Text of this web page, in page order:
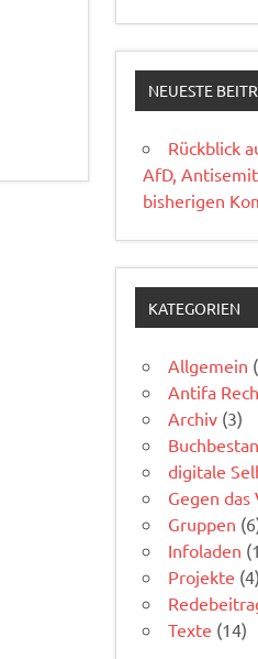
NEUESTE
Rückblick
AfD,
bisherigen
KATEGORIEN
Allgemein
Antifa
Archiv (3)
digitale
Gegen das
Gruppen
Infoladen
Projekte (4)
Texte (14)